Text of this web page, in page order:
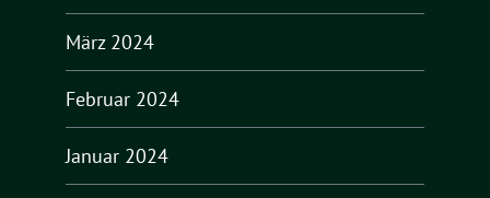
März 2024
Februar 2024
Januar 2024